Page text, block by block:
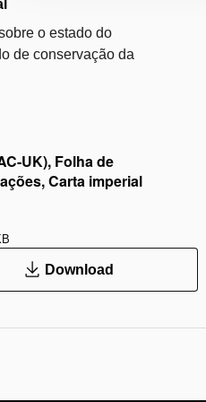
o estado do
de conservação da
UK), Folha de
Carta imperial
Download